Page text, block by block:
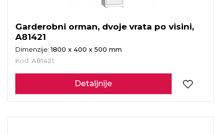
Garderobni orman, dvoje vrata po visini,
A81421
Dimenzije:1800 x 400 x 500 mm
Kod: A81421
Detaljnije